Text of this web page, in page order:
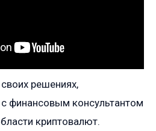
решениях,
с финансовым консультантом
криптовалют.